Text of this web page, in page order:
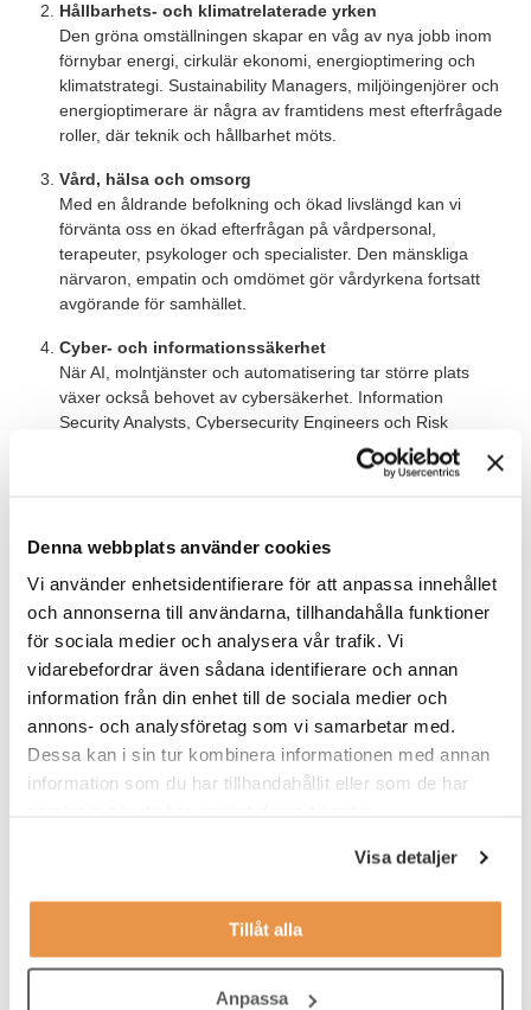
Denna webbplats använder cookies
Vi använder enhetsidentifierare för att anpassa innehållet
och annonserna till användarna, tillhandahålla funktioner
för sociala medier och analysera vår trafik. Vi
vidarebefordrar även sådana identifierare och annan
information från din enhet till de sociala medier och
annons- och analysföretag som vi samarbetar med.
Dessa kan i sin tur kombinera informationen med annan
information som du har tillhandahållit eller som de har
Visa detaljer
Tillåt alla
Anpassa
Hållbarhets- och klimatrelaterade yrken
Den gröna omställningen skapar en våg av nya jobb inom
förnybar energi, cirkulär ekonomi, energioptimering och
klimatstrategi. Sustainability Managers, miljöingenjörer och
energioptimerare är några av framtidens mest efterfrågade
roller, där teknik och hållbarhet möts.
Vård, hälsa och omsorg
Med en åldrande befolkning och ökad livslängd kan vi
förvänta oss en ökad efterfrågan på vårdpersonal,
terapeuter, psykologer och specialister. Den mänskliga
närvaron, empatin och omdömet gör vårdyrkena fortsatt
avgörande för samhället.
Cyber- och informationssäkerhet
När AI, molntjänster och automatisering tar större plats
växer också behovet av cybersäkerhet. Information
Security Analysts, Cybersecurity Engineers och Risk
Managers är roller som blir kritiska för att skydda företag
och offentlig sektor mot hot och dataintrång.
HR-roller förändras snabbt men försvinner inte. Framtidens
samtidigt. Roller som People Analytics Specialist, Talent
Strategist och Organizational Development Manager växer,
där datadrivet beslutsfattande kombineras med empatiskt
ledarskap.
Utbildning och kompetensutveckling
När tekniken förändrar arbetssätten ökar kraven på
livslångt lärande. Lärare, coacher och utbildningsdesigners
får en ny roll: att hjälpa både individer och organisationer
Specialister inom finans och grön ekonomi
inför en ny fas med ökade krav på digitala verktyg,
hållbarhetsrapporteringoch ESG-kompetens. Yrken där
analys, teknik och affärsförståelse samverkar kommer att
vara avgörande för företagens framtid.